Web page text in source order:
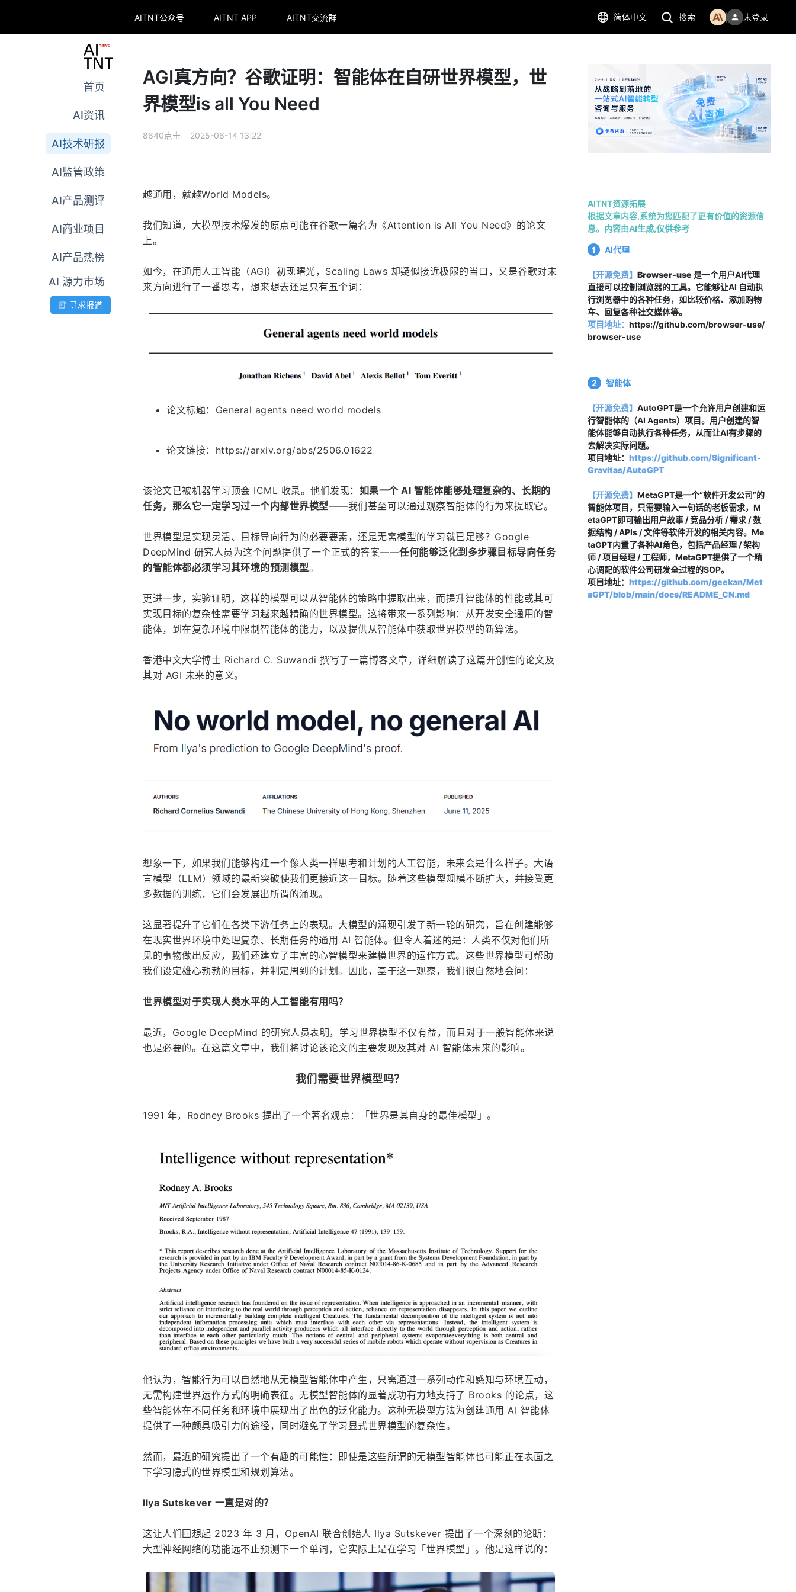
AITNT公众号 AITNT APP AITNT交流群 简体中文 搜索 未登录
首页
AI资讯
AI技术研报
AI监管政策
AI产品测评
AI商业项目
AI产品热榜
AI 源力市场
寻求报道
AGI真方向？谷歌证明：智能体在自研世界模型，世
界模型is all You Need
8640点击 2025-06-14 13:22
越通用，就越World Models。
我们知道，大模型技术爆发的原点可能在谷歌一篇名为《Attention is All You Need》的论文
上。
如今，在通用人工智能（AGI）初现曙光，Scaling Laws 却疑似接近极限的当口，又是谷歌对未
来方向进行了一番思考，想来想去还是只有五个词：
论文标题：General agents need world models
论文链接：https://arxiv.org/abs/2506.01622
该论文已被机器学习顶会 ICML 收录。他们发现： 如果一个 AI 智能体能够处理复杂的、长期的
任务，那么它一定学习过一个内部世界模型——我们甚至可以通过观察智能体的行为来提取它。
世界模型是实现灵活、目标导向行为的必要要素，还是无需模型的学习就已足够？Google
DeepMind 研究人员为这个问题提供了一个正式的答案——任何能够泛化到多步骤目标导向任务
的智能体都必须学习其环境的预测模型。
更进一步，实验证明，这样的模型可以从智能体的策略中提取出来，而提升智能体的性能或其可
实现目标的复杂性需要学习越来越精确的世界模型。这将带来一系列影响：从开发安全通用的智
能体，到在复杂环境中限制智能体的能力，以及提供从智能体中获取世界模型的新算法。
香港中文大学博士 Richard C. Suwandi 撰写了一篇博客文章，详细解读了这篇开创性的论文及
其对 AGI 未来的意义。
想象一下，如果我们能够构建一个像人类一样思考和计划的人工智能，未来会是什么样子。大语
言模型（LLM）领域的最新突破使我们更接近这一目标。随着这些模型规模不断扩大，并接受更
多数据的训练，它们会发展出所谓的涌现。
这显著提升了它们在各类下游任务上的表现。大模型的涌现引发了新一轮的研究，旨在创建能够
在现实世界环境中处理复杂、长期任务的通用 AI 智能体。但令人着迷的是：人类不仅对他们所
见的事物做出反应，我们还建立了丰富的心智模型来建模世界的运作方式。这些世界模型可帮助
我们设定雄心勃勃的目标，并制定周到的计划。因此，基于这一观察，我们很自然地会问：
世界模型对于实现人类水平的人工智能有用吗？
最近，Google DeepMind 的研究人员表明，学习世界模型不仅有益，而且对于一般智能体来说
也是必要的。在这篇文章中，我们将讨论该论文的主要发现及其对 AI 智能体未来的影响。
我们需要世界模型吗？
1991 年，Rodney Brooks 提出了一个著名观点：「世界是其自身的最佳模型」。
他认为，智能行为可以自然地从无模型智能体中产生，只需通过一系列动作和感知与环境互动，
无需构建世界运作方式的明确表征。无模型智能体的显著成功有力地支持了 Brooks 的论点，这
些智能体在不同任务和环境中展现出了出色的泛化能力。这种无模型方法为创建通用 AI 智能体
提供了一种颇具吸引力的途径，同时避免了学习显式世界模型的复杂性。
然而，最近的研究提出了一个有趣的可能性：即使是这些所谓的无模型智能体也可能正在表面之
下学习隐式的世界模型和规划算法。
Ilya Sutskever 一直是对的？
这让人们回想起 2023 年 3 月，OpenAI 联合创始人 Ilya Sutskever 提出了一个深刻的论断：
大型神经网络的功能远不止预测下一个单词，它实际上是在学习「世界模型」。他是这样说的：
AITNT资源拓展
根据文章内容,系统为您匹配了更有价值的资源信
息。内容由AI生成,仅供参考
1 AI代理
【开源免费】 Browser-use 是一个用户AI代理
直接可以控制浏览器的工具。它能够让AI 自动执
行浏览器中的各种任务，如比较价格、添加购物
车、回复各种社交媒体等。
项目地址： https://github.com/browser-use/
browser-use
2 智能体
【开源免费】 AutoGPT是一个允许用户创建和运
行智能体的（AI Agents）项目。用户创建的智
能体能够自动执行各种任务，从而让AI有步骤的
去解决实际问题。
项目地址： https://github.com/Significant-
Gravitas/AutoGPT
【开源免费】 MetaGPT是一个“软件开发公司”的
智能体项目，只需要输入一句话的老板需求，M
etaGPT即可输出用户故事 / 竞品分析 / 需求 / 数
据结构 / APIs / 文件等软件开发的相关内容。Me
taGPT内置了各种AI角色，包括产品经理 / 架构
师 / 项目经理 / 工程师，MetaGPT提供了一个精
心调配的软件公司研发全过程的SOP。
项目地址： https://github.com/geekan/Met
aGPT/blob/main/docs/README_CN.md